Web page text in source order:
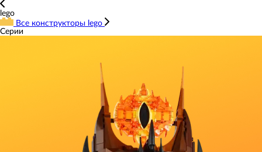
lego
Все конструкторы lego
Серии